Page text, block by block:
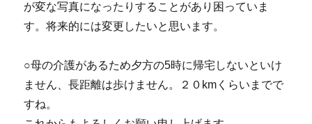
が変な写真になったりすることがあり困っていま
す。将来的には変更したいと思います。
○母の介護があるため夕方の5時に帰宅しないといけ
ません、長距離は歩けません。２０kmくらいまでで
すね。